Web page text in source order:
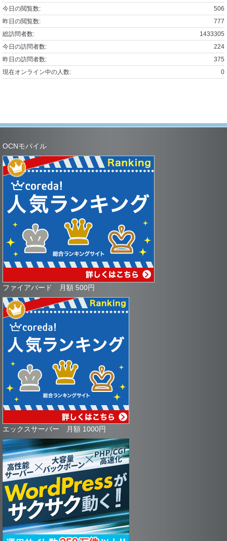
506
今日の閲覧数:
777
昨日の閲覧数:
1433305
総訪問者数:
224
今日の訪問者数:
375
昨日の訪問者数:
0
現在オンライン中の人数:
OCNモバイル
ファイアバード 月額 500円
エックスサーバー 月額 1000円